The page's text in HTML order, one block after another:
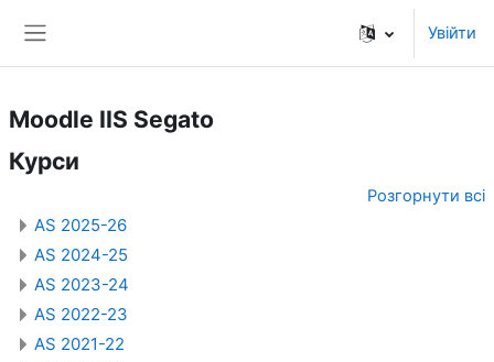
Увійти
Moodle IIS Segato
Курси
Розгорнути всі
AS 2025-26
AS 2024-25
AS 2023-24
AS 2022-23
AS 2021-22